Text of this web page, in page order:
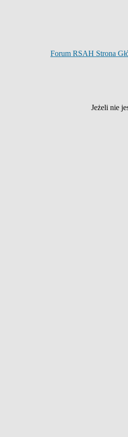
Forum RSAH Strona
Jeżeli nie